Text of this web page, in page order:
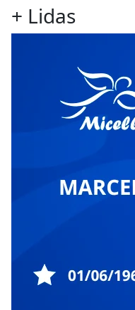
+ Lidas